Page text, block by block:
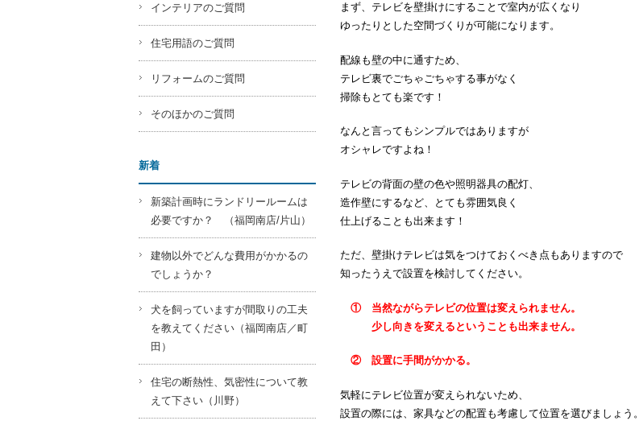
まず、テレビを壁掛けにすることで室内が広くなり
ゆったりとした空間づくりが可能になります。
配線も壁の中に通すため、
テレビ裏でごちゃごちゃする事がなく
掃除もとても楽です！
なんと言ってもシンプルではありますが
オシャレですよね！
テレビの背面の壁の色や照明器具の配灯、
造作壁にするなど、とても雰囲気良く
仕上げることも出来ます！
ただ、壁掛けテレビは気をつけておくべき点もありますので
知ったうえで設置を検討してください。
① 当然ながらテレビの位置は変えられません。
少し向きを変えるということも出来ません。
② 設置に手間がかかる。
気軽にテレビ位置が変えられないため、
設置の際には、家具などの配置も考慮して位置を選びましょう。
インテリアのご質問
住宅用語のご質問
リフォームのご質問
そのほかのご質問
新着
新築計画時にランドリールームは
必要ですか？ （福岡南店/片山）
建物以外でどんな費用がかかるの
でしょうか？
犬を飼っていますが間取りの工夫
を教えてください（福岡南店／町
田）
住宅の断熱性、気密性について教
えて下さい（川野）